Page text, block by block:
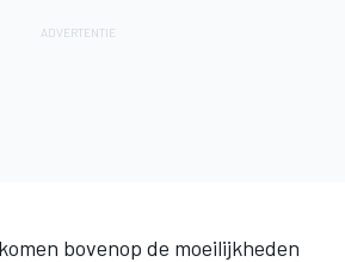
bovenop de moeilijkheden